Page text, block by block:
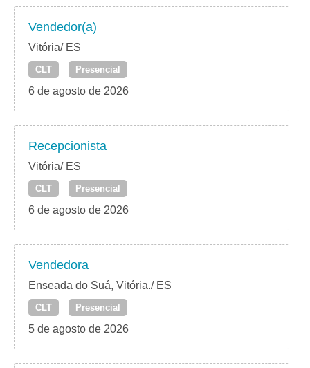
Vendedor(a)
Vitória/ ES
CLT Presencial
6 de agosto de 2026
Recepcionista
Vitória/ ES
CLT Presencial
6 de agosto de 2026
Vendedora
Enseada do Suá, Vitória./ ES
CLT Presencial
5 de agosto de 2026